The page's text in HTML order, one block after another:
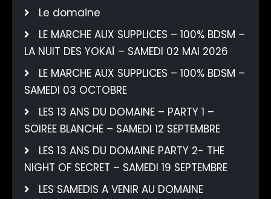
Le domaine
LE MARCHE AUX SUPPLICES – 100% BDSM –
LA NUIT DES YOKAÏ – SAMEDI 02 MAI 2026
LE MARCHE AUX SUPPLICES – 100% BDSM –
SAMEDI 03 OCTOBRE
LES 13 ANS DU DOMAINE – PARTY 1 –
SOIREE BLANCHE – SAMEDI 12 SEPTEMBRE
LES 13 ANS DU DOMAINE PARTY 2- THE
NIGHT OF SECRET – SAMEDI 19 SEPTEMBRE
LES SAMEDIS A VENIR AU DOMAINE